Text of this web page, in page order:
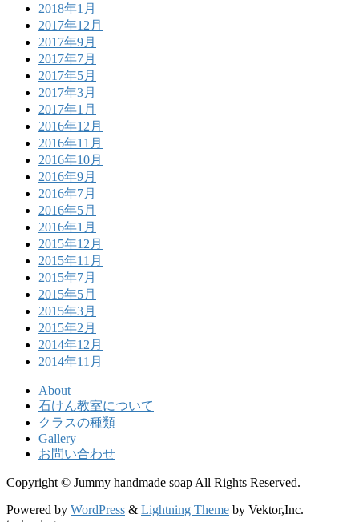
2018年1月
2017年12月
2017年9月
2017年7月
2017年5月
2017年3月
2017年1月
2016年12月
2016年11月
2016年10月
2016年9月
2016年7月
2016年5月
2016年1月
2015年12月
2015年11月
2015年7月
2015年5月
2015年3月
2015年2月
2014年12月
2014年11月
About
石けん教室について
クラスの種類
Gallery
お問い合わせ
Copyright © Jummy handmade soap All Rights Reserved.
Powered by WordPress & Lightning Theme by Vektor,Inc.